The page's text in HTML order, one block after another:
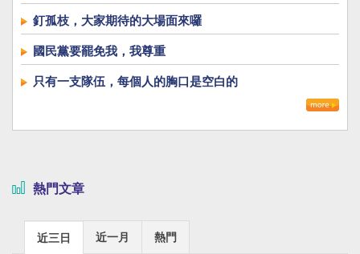
釘孤枝，大家期待的大場面來囉
國民黨要罷免我，我尊重
只有一支隊伍，每個人的胸口是空白的
熱門文章
近三日 近一月 熱門